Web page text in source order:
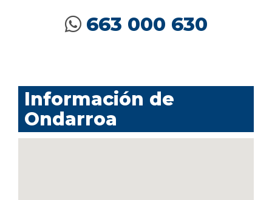
663 000 630
Información de
Ondarroa